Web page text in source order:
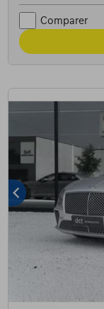
Comparer